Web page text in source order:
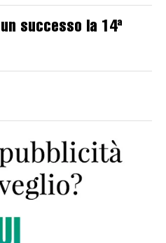
successo la 14ª